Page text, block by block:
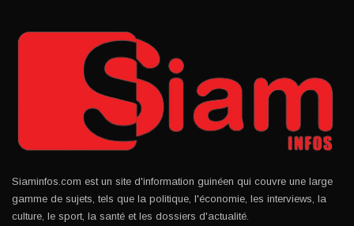
Siaminfos.com est un site d'information guinéen qui couvre une large
gamme de sujets, tels que la politique, l'économie, les interviews, la
culture, le sport, la santé et les dossiers d'actualité.